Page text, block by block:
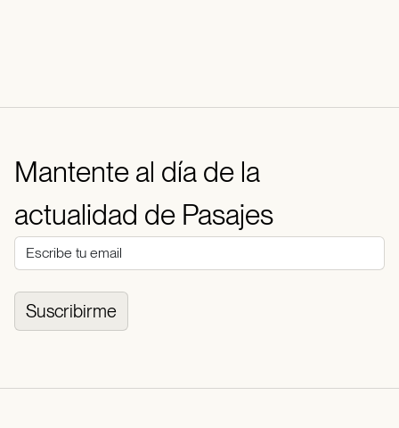
Mantente al día de la
actualidad de Pasajes
Suscribirme